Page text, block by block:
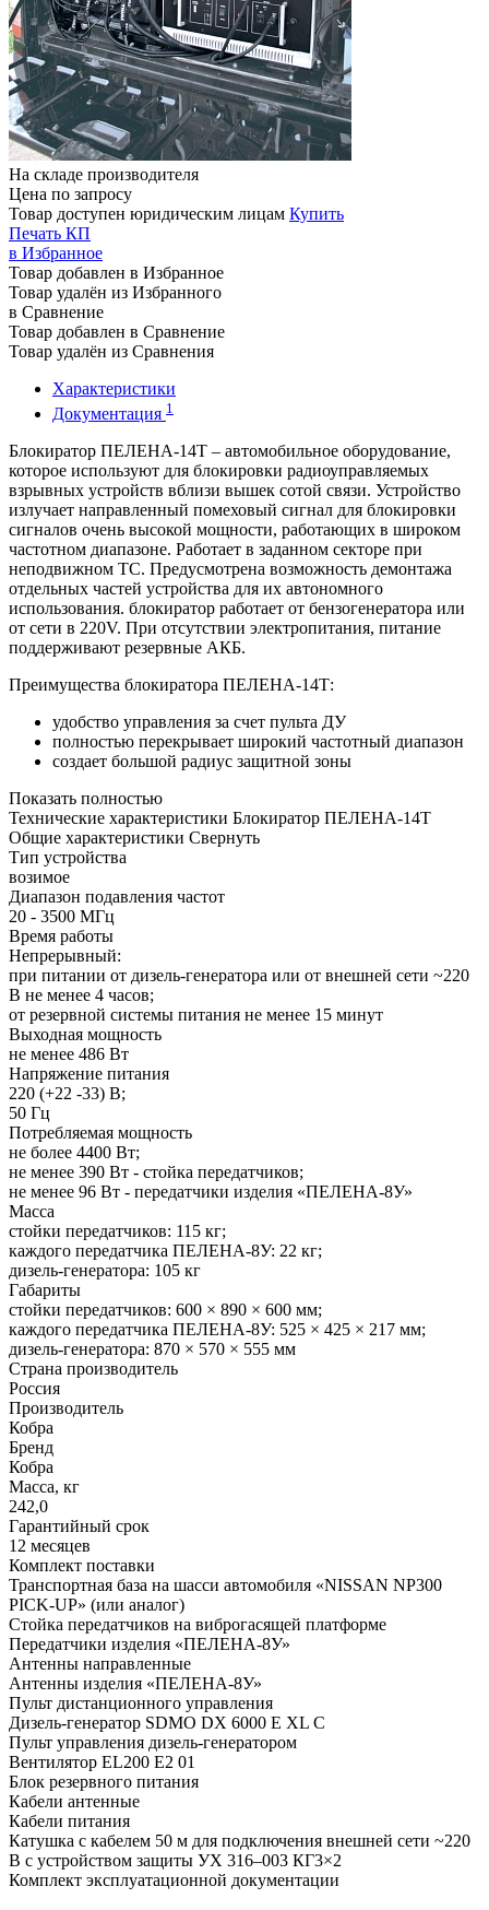
На складе производителя
Цена по запросу
Товар доступен юридическим лицам Купить
Печать КП
в Избранное
Товар добавлен в Избранное
Товар удалён из Избранного
в Сравнение
Товар добавлен в Сравнение
Товар удалён из Сравнения
Характеристики
Документация 1
Блокиратор ПЕЛЕНА-14Т – автомобильное оборудование,
которое используют для блокировки радиоуправляемых
взрывных устройств вблизи вышек сотой связи. Устройство
излучает направленный помеховый сигнал для блокировки
сигналов очень высокой мощности, работающих в широком
частотном диапазоне. Работает в заданном секторе при
неподвижном ТС. Предусмотрена возможность демонтажа
отдельных частей устройства для их автономного
использования. блокиратор работает от бензогенератора или
от сети в 220V. При отсутствии электропитания, питание
поддерживают резервные АКБ.
Преимущества блокиратора ПЕЛЕНА-14Т:
удобство управления за счет пульта ДУ
полностью перекрывает широкий частотный диапазон
создает большой радиус защитной зоны
Показать полностью
Технические характеристики Блокиратор ПЕЛЕНА-14Т
Общие характеристики Свернуть
Тип устройства
возимое
Диапазон подавления частот
20 - 3500 МГц
Время работы
Непрерывный:
при питании от дизель-генератора или от внешней сети ~220
В не менее 4 часов;
от резервной системы питания не менее 15 минут
Выходная мощность
не менее 486 Вт
Напряжение питания
220 (+22 -33) В;
50 Гц
Потребляемая мощность
не более 4400 Вт;
не менее 390 Вт - стойка передатчиков;
не менее 96 Вт - передатчики изделия «ПЕЛЕНА-8У»
Масса
стойки передатчиков: 115 кг;
каждого передатчика ПЕЛЕНА-8У: 22 кг;
дизель-генератора: 105 кг
Габариты
стойки передатчиков: 600 × 890 × 600 мм;
каждого передатчика ПЕЛЕНА-8У: 525 × 425 × 217 мм;
дизель-генератора: 870 × 570 × 555 мм
Страна производитель
Россия
Производитель
Кобра
Бренд
Кобра
Масса, кг
242,0
Гарантийный срок
12 месяцев
Комплект поставки
Транспортная база на шасси автомобиля «NISSAN NP300
PICK-UP» (или аналог)
Стойка передатчиков на виброгасящей платформе
Передатчики изделия «ПЕЛЕНА-8У»
Антенны направленные
Антенны изделия «ПЕЛЕНА-8У»
Пульт дистанционного управления
Дизель-генератор SDMO DX 6000 E XL C
Пульт управления дизель-генератором
Вентилятор EL200 E2 01
Блок резервного питания
Кабели антенные
Кабели питания
Катушка с кабелем 50 м для подключения внешней сети ~220
В с устройством защиты УХ 316–003 КГ3×2
Комплект эксплуатационной документации